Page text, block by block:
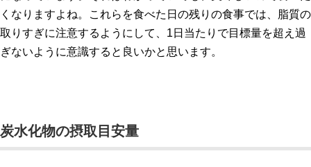
くなりますよね。これらを食べた日の残りの食事では、脂質の
取りすぎに注意するようにして、1日当たりで目標量を超え過
ぎないように意識すると良いかと思います。
炭水化物の摂取目安量